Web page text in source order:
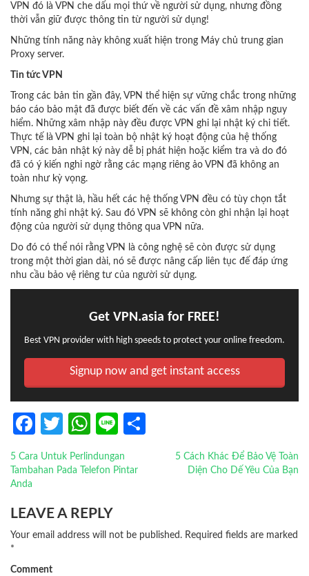
VPN đó là VPN che dấu mọi thứ về người sử dụng, nhưng đồng
thời vẫn giữ được thông tin từ người sử dụng!
Những tính năng này không xuất hiện trong Máy chủ trung gian
Proxy server.
Tin tức VPN
Trong các bản tin gần đây, VPN thể hiện sự vững chắc trong những
báo cáo bảo mật đã được biết đến về các vấn đề xâm nhập nguy
hiểm. Những xâm nhập này đều được VPN ghi lại nhật ký chi tiết.
Thực tế là VPN ghi lại toàn bộ nhật ký hoạt động của hệ thống
VPN, các bản nhật ký này dễ bị phát hiện hoặc kiểm tra và do đó
đã có ý kiến nghi ngờ rằng các mạng riêng ảo VPN đã không an
toàn như kỳ vọng.
Nhưng sự thật là, hầu hết các hệ thống VPN đều có tùy chọn tắt
tính năng ghi nhật ký. Sau đó VPN sẽ không còn ghi nhận lại hoạt
động của người sử dụng thông qua VPN nữa.
Do đó có thể nói rằng VPN là công nghệ sẽ còn được sử dụng
trong một thời gian dài, nó sẽ được nâng cấp liên tục đế đáp ứng
nhu cầu bảo vệ riêng tư của người sử dụng.
Get VPN.asia for FREE!
Best VPN provider with high speeds to protect your online freedom.
Signup now and get instant access
Facebook
Twitter
WhatsApp
Line
POST NAVIGATION
5 Cara Untuk Perlindungan
Tambahan Pada Telefon Pintar
Anda
5 Cách Khác Để Bảo Vệ Toàn
Diện Cho Dế Yêu Của Bạn
LEAVE A REPLY
Your email address will not be published. Required fields are marked
*
Comment